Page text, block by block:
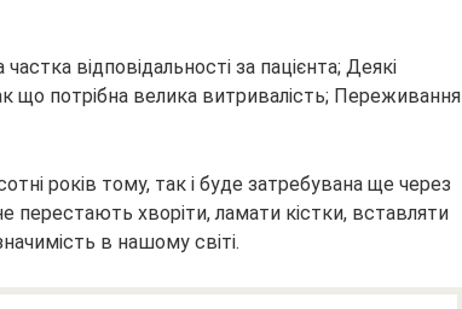
відповідальності за пацієнта; Деякі
що потрібна велика витривалість; Переживання
років тому, так і буде затребувана ще через
перестають хворіти, ламати кістки, вставляти
в нашому світі.